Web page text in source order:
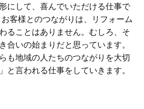
にして、喜んでいただける仕事で
客様とのつながりは、リフォーム
ることはありません。むしろ、そ
合いの始まりだと思っています。
も地域の人たちのつながりを大切
と言われる仕事をしていきます。